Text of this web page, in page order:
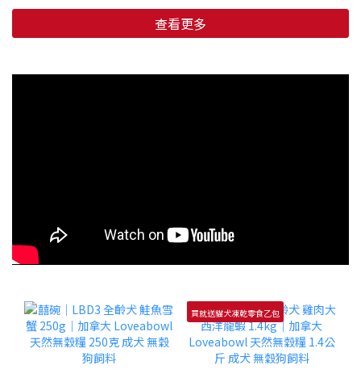
查看更多
買就送貓犬凍乾零食乙包